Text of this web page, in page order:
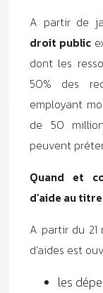
A partir de
droit public
dont les
50% des
employant
de 50
peuvent
Quand et
d’aide au
A partir du 21
d’aides est
les